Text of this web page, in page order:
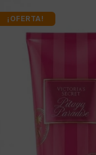
¡OFERTA!